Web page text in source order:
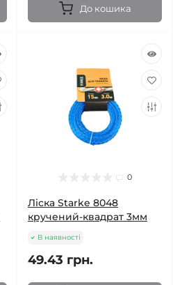
До кошика
0
Ліска Starke 8048
кручений-квадрат 3мм
В наявності
49.43 грн.